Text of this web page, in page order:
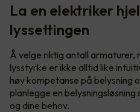
La en elektriker
lyssettingen
Å velge riktig antall armaturer,
lysstyrke er ikke alltid like
høy kompetanse på belysning
planlegge en
og dine behov.